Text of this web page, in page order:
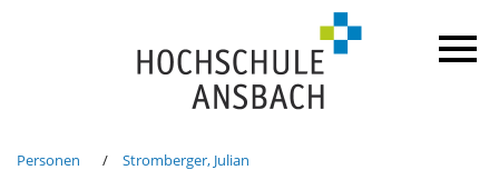
Personen Stromberger, Julian